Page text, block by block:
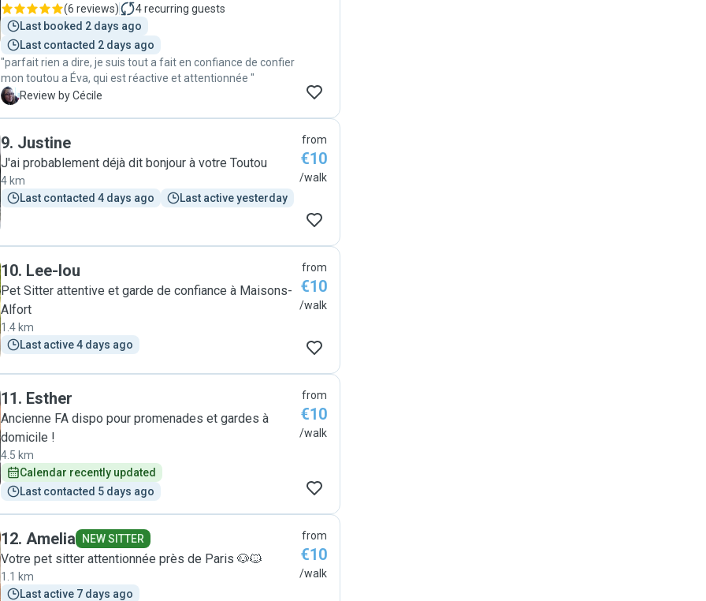
(6 reviews) 4recurring guests
Last booked 2 days ago
Last contacted 2 days ago
"parfait rien a dire, je suis tout a fait en confiance de confier
mon toutou a Éva, qui est réactive et attentionnée "
C Review by Cécile
9. Justine
J'ai probablement déjà dit bonjour à votre Toutou
4 km
Last contacted 4 days ago
Last active yesterday
from
€10
/walk
10. Lee-lou
Pet Sitter attentive et garde de confiance à Maisons-
Alfort
1.4 km
Last active 4 days ago
from
€10
/walk
11. Esther
Ancienne FA dispo pour promenades et gardes à
domicile !
4.5 km
Calendar recently updated
Last contacted 5 days ago
from
€10
/walk
12. Amelia NEW SITTER
Votre pet sitter attentionnée près de Paris 🐶🐱
1.1 km
Last active 7 days ago
from
€10
/walk